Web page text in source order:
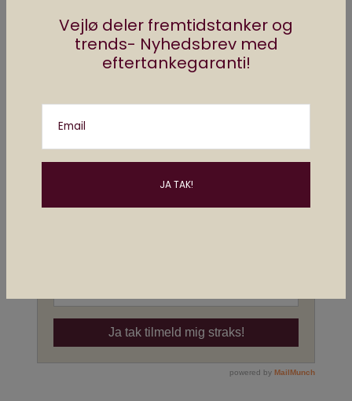
Vejlø deler fremtidstanker og
trends- Nyhedsbrev med
eftertankegaranti!
Email